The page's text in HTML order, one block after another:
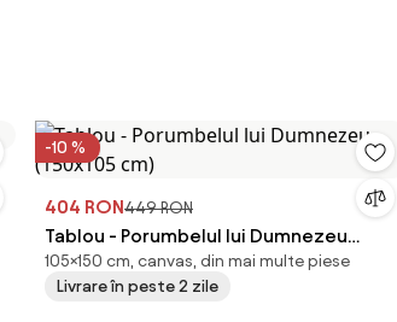
-10 %
404 RON449 RON
Tablou - Porumbelul lui Dumnezeu
(150x105 cm)
105×150 cm, canvas, din mai multe piese
Livrare în peste 2 zile